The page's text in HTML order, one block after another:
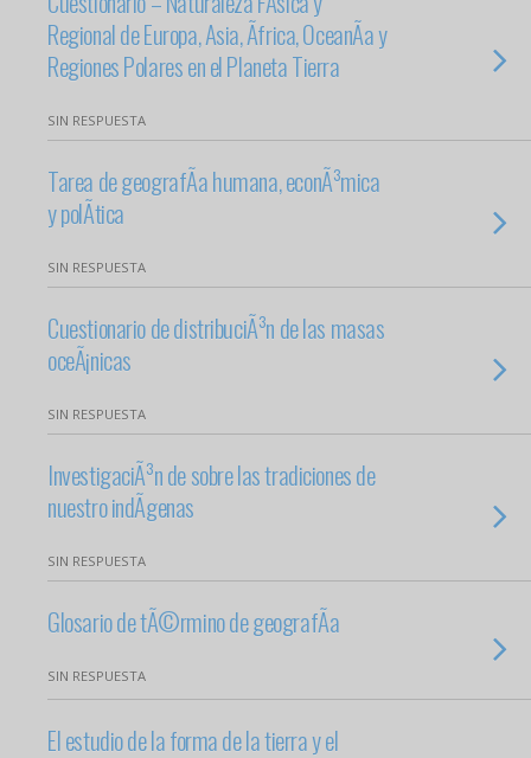
Regional de Europa, Asia, Ãfrica, OceanÃ­a y
Regiones Polares en el Planeta Tierra
SIN RESPUESTA
Tarea de geografÃ­a humana, econÃ³mica
y polÃ­tica
SIN RESPUESTA
Cuestionario de distribuciÃ³n de las masas
oceÃ¡nicas
SIN RESPUESTA
InvestigaciÃ³n de sobre las tradiciones de
nuestro indÃ­genas
SIN RESPUESTA
Glosario de tÃ©rmino de geografÃ­a
SIN RESPUESTA
El estudio de la forma de la tierra y el